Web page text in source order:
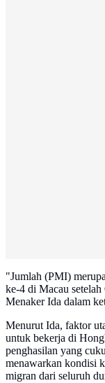
"Jumlah (PMI)
ke-4 di Macau
Menaker Ida dalam
Menurut Ida, faktor
untuk bekerja di
penghasilan yang
menawarkan kondisi
migran dari seluruh